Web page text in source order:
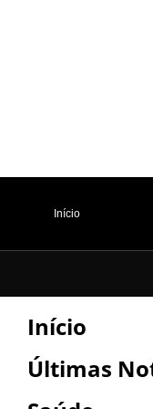
Início
Início
Últimas